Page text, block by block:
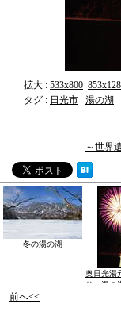
拡大 : 533x800
タグ : 日光市 湯の湖
～世界
冬の湯の湖
奥日光湯
り 湯の
前へ<<